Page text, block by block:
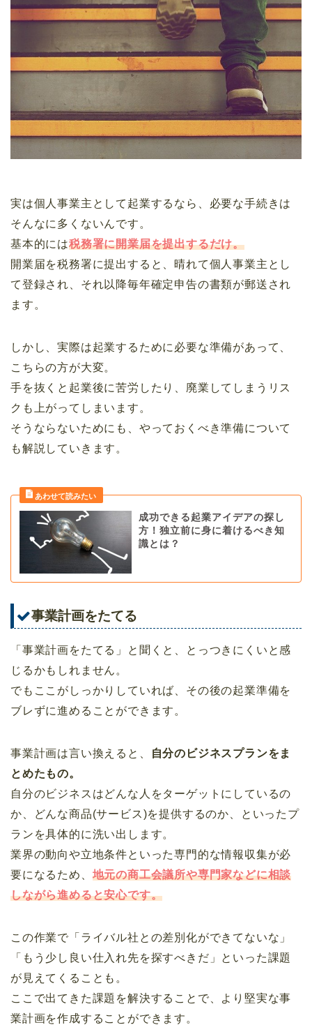
実は個人事業主として起業するなら、必要な手続きは
そんなに多くないんです。
基本的には税務署に開業届を提出するだけ。
開業届を税務署に提出すると、晴れて個人事業主とし
て登録され、それ以降毎年確定申告の書類が郵送され
ます。
しかし、実際は起業するために必要な準備があって、
こちらの方が大変。
手を抜くと起業後に苦労したり、廃業してしまうリス
クも上がってしまいます。
そうならないためにも、やっておくべき準備について
も解説していきます。
成功できる起業アイデアの探し
方！独立前に身に着けるべき知
識とは？
事業計画をたてる
「事業計画をたてる」と聞くと、とっつきにくいと感
じるかもしれません。
でもここがしっかりしていれば、その後の起業準備を
ブレずに進めることができます。
事業計画は言い換えると、
自分のビジネスプランをま
とめたもの。
自分のビジネスはどんな人をターゲットにしているの
か、どんな商品(サービス)を提供するのか、といったプ
ランを具体的に洗い出します。
業界の動向や立地条件といった専門的な情報収集が必
要になるため、 地元の商工会議所や専門家などに相談
しながら進めると安心です。
この作業で「ライバル社との差別化ができてないな」
「もう少し良い仕入れ先を探すべきだ」といった課題
が見えてくることも。
ここで出てきた課題を解決することで、より堅実な事
業計画を作成することができます。